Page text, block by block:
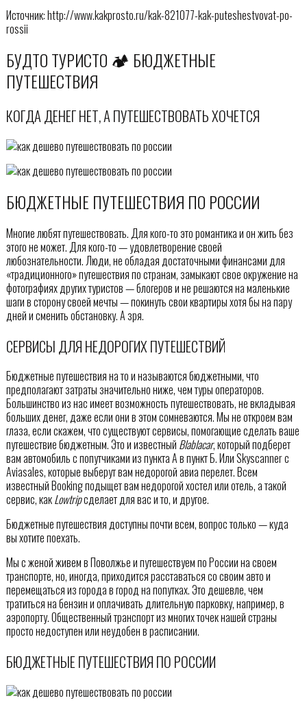
Источник: http://www.kakprosto.ru/kak-821077-kak-puteshestvovat-po-
rossii
БУДТО ТУРИСТО 🏕 БЮДЖЕТНЫЕ
ПУТЕШЕСТВИЯ
КОГДА ДЕНЕГ НЕТ, А ПУТЕШЕСТВОВАТЬ ХОЧЕТСЯ
БЮДЖЕТНЫЕ ПУТЕШЕСТВИЯ ПО РОССИИ
Многие любят путешествовать. Для кого-то это романтика и он жить без
этого не может. Для кого-то — удовлетворение своей
любознательности. Люди, не обладая достаточными финансами для
«традиционного» путешествия по странам, замыкают свое окружение на
фотографиях других туристов — блогеров и не решаются на маленькие
шаги в сторону своей мечты — покинуть свои квартиры хотя бы на пару
дней и сменить обстановку. А зря.
СЕРВИСЫ ДЛЯ НЕДОРОГИХ ПУТЕШЕСТВИЙ
Бюджетные путешествия на то и называются бюджетными, что
предполагают затраты значительно ниже, чем туры операторов.
Большинство из нас имеет возможность путешествовать, не вкладывая
больших денег, даже если они в этом сомневаются. Мы не откроем вам
глаза, если скажем, что существуют сервисы, помогающие сделать ваше
путешествие бюджетным. Это и известный Blablacar, который подберет
вам автомобиль с попутчиками из пункта А в пункт Б. Или Skyscanner с
Aviasales, которые выберут вам недорогой авиа перелет. Всем
известный Booking подыщет вам недорогой хостел или отель, а такой
сервис, какLowtripсделает для вас и то, и другое.
Бюджетные путешествия доступны почти всем, вопрос только — куда
вы хотите поехать.
Мы с женой живем в Поволжье и путешествуем по России на своем
транспорте, но, иногда, приходится расставаться со своим авто и
перемещаться из города в город на попутках. Это дешевле, чем
тратиться на бензин и оплачивать длительную парковку, например, в
аэропорту. Общественный транспорт из многих точек нашей страны
просто недоступен или неудобен в расписании.
БЮДЖЕТНЫЕ ПУТЕШЕСТВИЯ ПО РОССИИ